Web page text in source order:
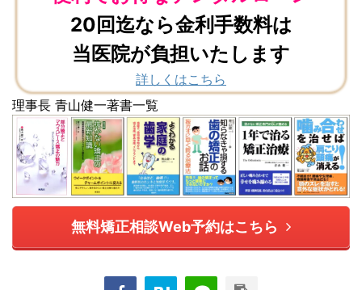
20回迄なら金利手数料は
当医院が負担いたします
詳しくはこちら
理事長 青山健一著書一覧
無料矯正相談Web予約はこちら